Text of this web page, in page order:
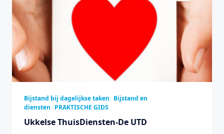
Bijstand bij dagelijkse taken Bijstand en
diensten PRAKTISCHE GIDS
Ukkelse ThuisDiensten-De UTD